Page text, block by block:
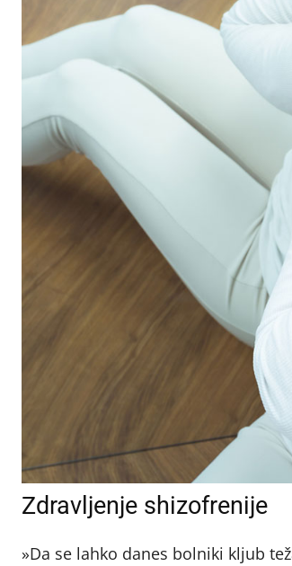
Zdravljenje shizofrenije
»Da se lahko danes bolniki kljub